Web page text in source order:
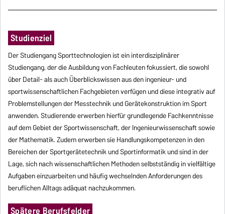
Studienziel
Der Studiengang Sporttechnologien ist ein interdisziplinärer
Studiengang, der die Ausbildung von Fachleuten fokussiert, die sowohl
über Detail- als auch Überblickswissen aus den ingenieur- und
sportwissenschaftlichen Fachgebieten verfügen und diese integrativ auf
Problemstellungen der Messtechnik und Gerätekonstruktion im Sport
anwenden. Studierende erwerben hierfür grundlegende Fachkenntnisse
auf dem Gebiet der Sportwissenschaft, der Ingenieurwissenschaft sowie
der Mathematik. Zudem erwerben sie Handlungskompetenzen in den
Bereichen der Sportgerätetechnik und Sportinformatik und sind in der
Lage, sich nach wissenschaftlichen Methoden selbstständig in vielfältige
Aufgaben einzuarbeiten und häufig wechselnden Anforderungen des
beruflichen Alltags adäquat nachzukommen.
Spätere Berufsfelder